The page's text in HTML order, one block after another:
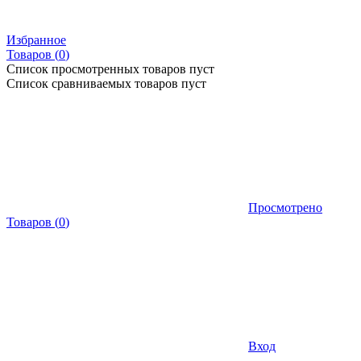
Избранное
Товаров (0)
Список просмотренных товаров пуст
Список сравниваемых товаров пуст
Просмотрено
Товаров (0)
Вход